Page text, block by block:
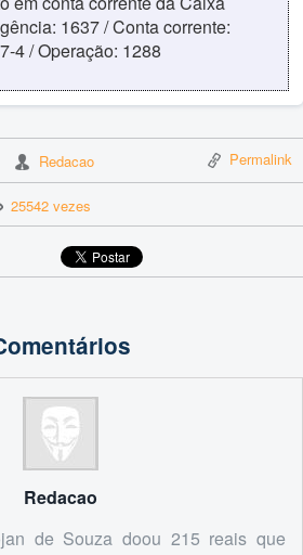
1637 / Conta corrente:
4 / Operação: 1288
Redacao Permalink
25542 vezes
Redacao
de Souza doou 215 reais que